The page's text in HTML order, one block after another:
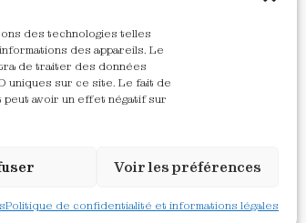
des technologies telles
des appareils. Le
de traiter des données
uniques sur ce site. Le fait de
avoir un effet négatif sur
Voir les préférences
Politique de confidentialité et informations légales
De Groote​
praticienne PNL Humaniste
professionnelle certifiée